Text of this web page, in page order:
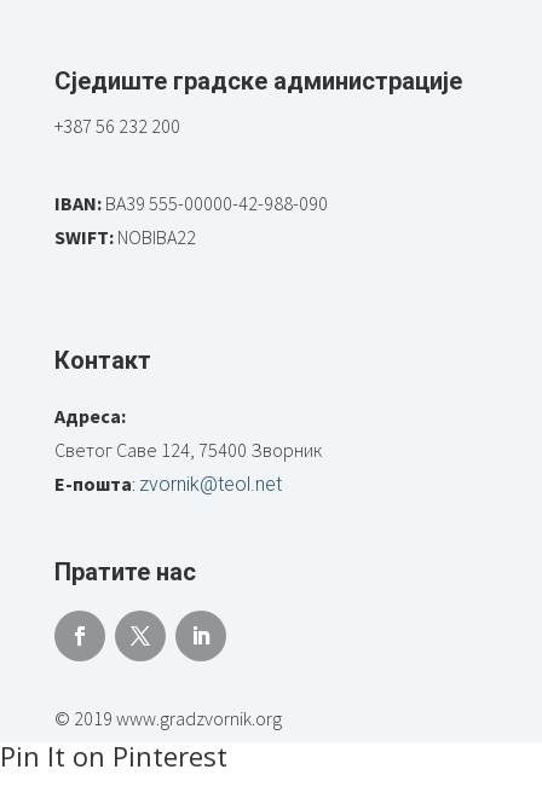
Сједиште градске администрације
+387 56 232 200
IBAN:BA39 555-00000-42-988-090
SWIFT:NOBIBA22
Контакт
Адреса:
Светог Саве 124, 75400 Зворник
Е-пошта: zvornik@teol.net
Пратите нас
© 2019 www.gradzvornik.org
Pin It on Pinterest